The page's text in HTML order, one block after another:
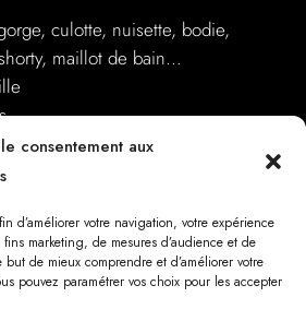
consentement aux
d’améliorer votre navigation, votre expérience
marketing, de mesures d’audience et de
de mieux comprendre et d’améliorer votre
pouvez paramétrer vos choix pour les accepter
culotte, nuisette, bodie,
maillot de bain…